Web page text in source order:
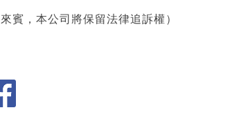
賓，本公司將保留法律追訴權）